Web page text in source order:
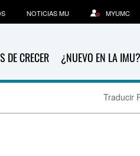
DE CRECER ¿NUEVO EN LA IMU?
NOTICIAS MU MYUMC
Traducir